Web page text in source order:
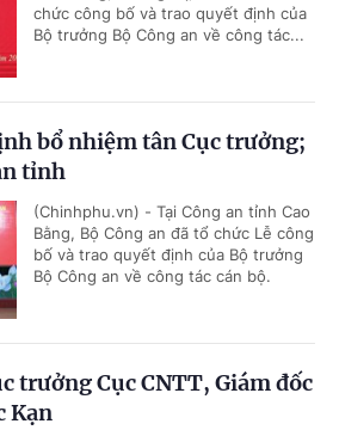
chức công bố và trao quyết định của
Bộ trưởng Bộ Công an về công tác...
bổ nhiệm tân Cục trưởng;
tỉnh
(Chinhphu.vn) - Tại Công an tỉnh Cao
Bằng, Bộ Công an đã tổ chức Lễ công
bố và trao quyết định của Bộ trưởng
Bộ Công an về công tác cán bộ.
trưởng Cục CNTT, Giám đốc
Kạn